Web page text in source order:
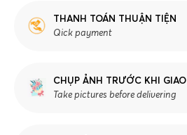
THANH TOÁN THUẬN TIỆN
Qick payment
CHỤP ẢNH TRƯỚC KHI GIAO
Take pictures before delivering